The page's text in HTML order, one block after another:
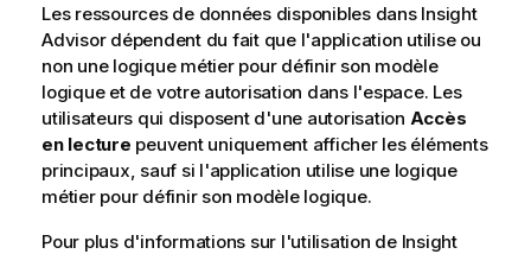
Les ressources de données disponibles dans Insight
Advisordépendent du fait que l'application utilise ou
non une logique métierpour définir son modèle
logiqueet de votre autorisation dans l'espace. Les
utilisateurs qui disposent d'une autorisation Accès
en lecture peuvent uniquement afficher les éléments
principaux, sauf si l'application utilise une logique
métier pour définir son modèle logique.
Pour plus d'informations sur l'utilisation de Insight